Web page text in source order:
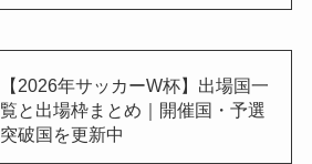
【2026年サッカーW杯】出場国一
覧と出場枠まとめ｜開催国・予選
突破国を更新中